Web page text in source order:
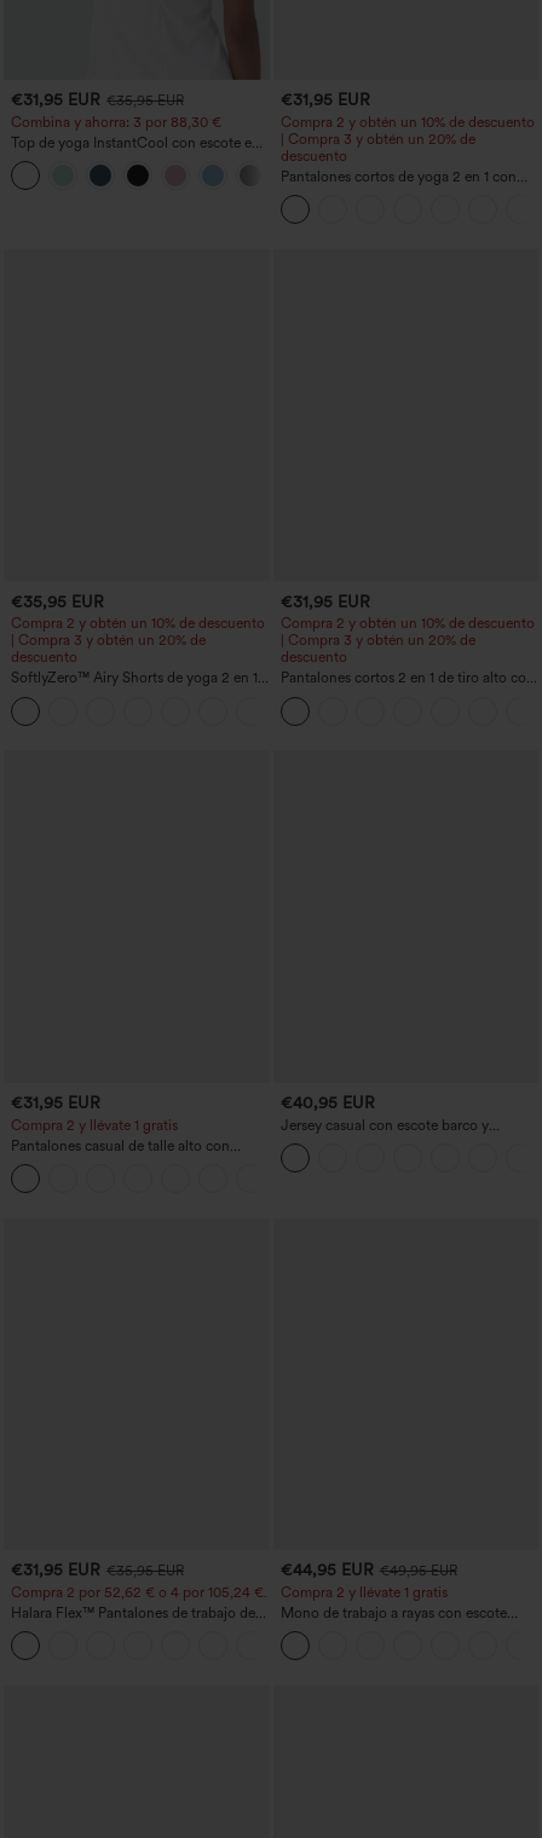
€31,95 EUR €35,95 EUR
Combina y ahorra: 3 por 88,30 €
Top de yoga InstantCool con escote en
U y bajo curvado - UPF50+
€31,95 EUR
Compra 2 y obtén un 10% de descuento
| Compra 3 y obtén un 20% de
descuento
Pantalones cortos de yoga 2 en 1 con
bolsillo trasero de talle muy alto y
bolsillo lateral oculto de 5&#39;&#39;
de longitud más larga
€35,95 EUR
Compra 2 y obtén un 10% de descuento
| Compra 3 y obtén un 20% de
descuento
SoftlyZero™ Airy Shorts de yoga 2 en 1
InstantCool de talle súper alto, 7" con
bolsillos
€31,95 EUR
Compra 2 y obtén un 10% de descuento
| Compra 3 y obtén un 20% de
descuento
Pantalones cortos 2 en 1 de tiro alto con
bolsillo interior y trasero
€31,95 EUR
Compra 2 y llévate 1 gratis
Pantalones casual de talle alto con
cordón, pernera ancha, en mezcla de
lino y con bolsillos
€40,95 EUR
Jersey casual con escote barco y
mangas murciélago
€31,95 EUR €35,95 EUR
Compra 2 por 52,62 € o 4 por 105,24 €.
Halara Flex™ Pantalones de trabajo de
talle alto, moldeadores del cuerpo, que
estilizan la cintura, con bolsillos, de
pierna ancha en micro‑waffle
€44,95 EUR €49,95 EUR
Compra 2 y llévate 1 gratis
Mono de trabajo a rayas con escote
barco, sin mangas, lazo lateral, tacto
Cool Touch y bolsillos - Edición Easy
Peezy